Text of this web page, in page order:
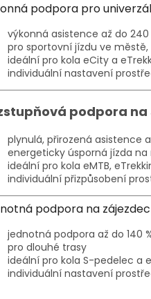
podpora pro
výkonná asistence až do
pro sportovní jízdu ve
ideální pro kola eCity a
individuální nastavení
podpora
plynulá, přirozená asistence
energeticky úsporná jízda
ideální pro kola eMTB,
individuální přizpůsobení
podpora na
jednotná podpora až do 140
pro dlouhé trasy
ideální pro kola S-pedelec a
individuální nastavení